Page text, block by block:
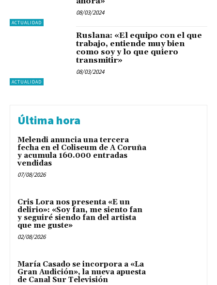
ACTUALIDAD
08/03/2024
ACTUALIDAD
Ruslana: «El equipo con el que
trabajo, entiende muy bien
como soy y lo que quiero
transmitir»
08/03/2024
Última hora
Melendi anuncia una tercera
fecha en el Coliseum de A Coruña
y acumula 160.000 entradas
vendidas
07/08/2026
Cris Lora nos presenta «E un
delirio»: «Soy fan, me siento fan
y seguiré siendo fan del artista
que me guste»
02/08/2026
María Casado se incorpora a «La
Gran Audición», la nueva apuesta
de Canal Sur Televisión